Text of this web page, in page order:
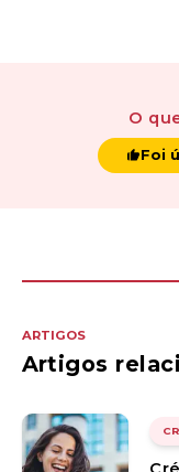
O
Foi
ARTIGOS
Artigos